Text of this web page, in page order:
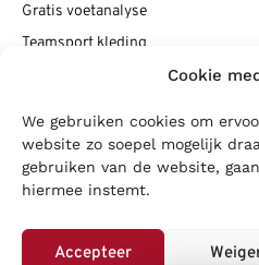
Cookie
We gebruiken cookies om
website zo soepel mogelijk
gebruiken van de website,
hiermee instemt.
Accepteer
Gratis voetanalyse
Teamsport kleding
Vacatures
Blogs